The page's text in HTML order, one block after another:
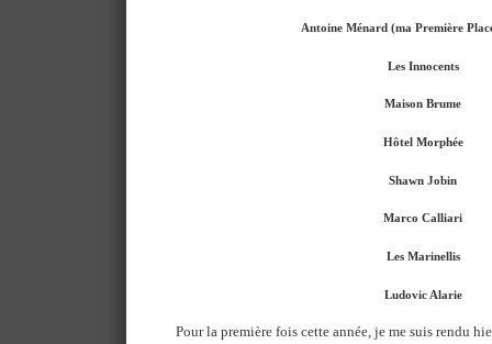
Antoine Ménard (ma Première
Les Innocents
Maison Brume
Hôtel Morphée
Shawn Jobin
Marco Calliari
Les Marinellis
Ludovic Alarie
Pour la première fois cette année, je me suis rendu